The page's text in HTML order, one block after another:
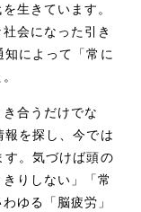
生きています。
会になった引き
によって「常に
合うだけでな
を探し、今では
。気づけば頭の
りしない」「常
ゆる「脳疲労」